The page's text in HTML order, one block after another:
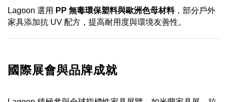
Lagoon 選用 PP 無毒環保塑料與歐洲色母材料，部分戶外
家具添加抗 UV 配方，提高耐用度與環境友善性。
國際展會與品牌成就